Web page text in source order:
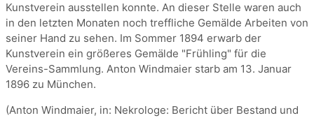
Kunstverein ausstellen konnte. An dieser Stelle waren auch
in den letzten Monaten noch treffliche Gemälde Arbeiten von
seiner Hand zu sehen. Im Sommer 1894 erwarb der
Kunstverein ein größeres Gemälde "Frühling" für die
Vereins-Sammlung. Anton Windmaier starb am 13. Januar
1896 zu München.
(Anton Windmaier, in: Nekrologe: Bericht über Bestand und